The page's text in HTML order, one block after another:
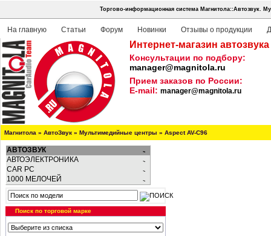
Торгово-информационная система Магнитола::Автозвук.
На главную Статьи Форум Новинки Отзывы о продукции
Интернет-магазин
Консультации по подбору:
manager@magnitola.ru
Прием заказов по России:
E-mail: manager@magnitola.ru
Магнитола » АвтоЗвук » Мультимедийные центры » Aspect AV-C96
АВТОЗВУК
АВТОЭЛЕКТРОНИКА
CAR PC
1000 МЕЛОЧЕЙ
Поиск по торговой марке